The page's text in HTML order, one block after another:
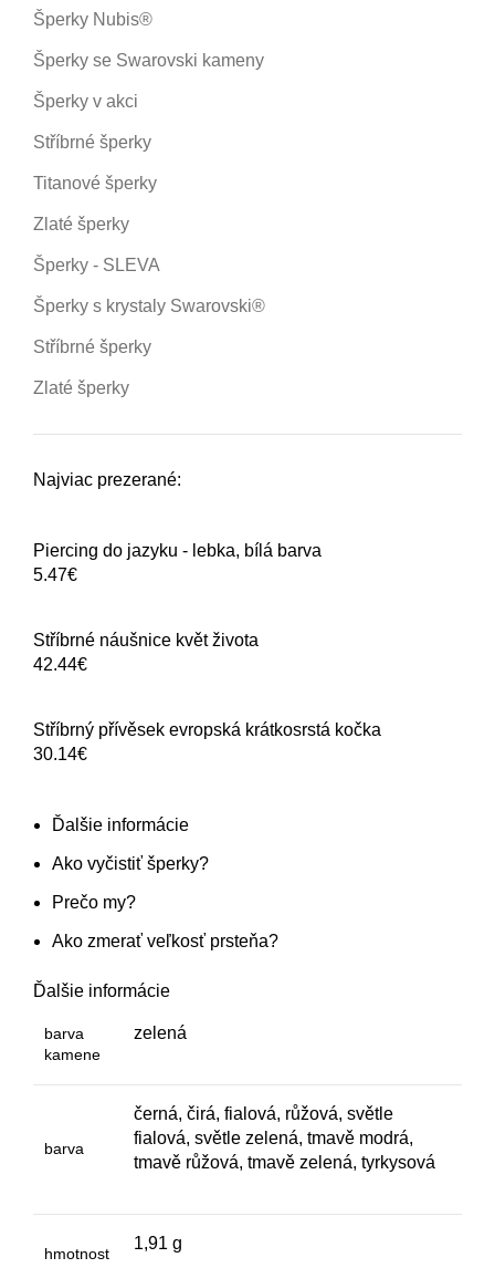
Šperky Nubis®
Šperky se Swarovski kameny
Šperky v akci
Stříbrné šperky
Titanové šperky
Zlaté šperky
Šperky - SLEVA
Šperky s krystaly Swarovski®
Stříbrné šperky
Zlaté šperky
Najviac prezerané:
Piercing do jazyku - lebka, bílá barva
5.47€
Stříbrné náušnice květ života
42.44€
Stříbrný přívěsek evropská krátkosrstá kočka
30.14€
Ďalšie informácie
Ako vyčistiť šperky?
Prečo my?
Ako zmerať veľkosť prsteňa?
Ďalšie informácie
barva
kamene
zelená
barva
černá, čirá, fialová, růžová, světle
fialová, světle zelená, tmavě modrá,
tmavě růžová, tmavě zelená, tyrkysová
hmotnost
1,91 g